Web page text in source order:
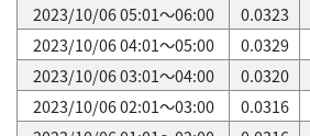
2023/10/06 05:01～06:00
0.0323
2023/10/06 04:01～05:00
0.0329
2023/10/06 03:01～04:00
0.0320
2023/10/06 02:01～03:00
0.0316